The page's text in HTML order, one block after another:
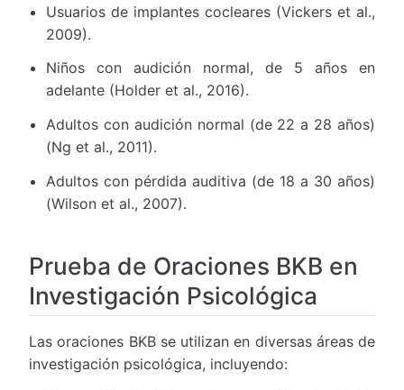
Usuarios de implantes cocleares (Vickers et al.,
2009).
Niños con audición normal, de 5 años en
adelante (Holder et al., 2016).
Adultos con audición normal (de 22 a 28 años)
(Ng et al., 2011).
Adultos con pérdida auditiva (de 18 a 30 años)
(Wilson et al., 2007).
Prueba de Oraciones BKB en
Investigación Psicológica
Las oraciones BKB se utilizan en diversas áreas de
investigación psicológica, incluyendo: